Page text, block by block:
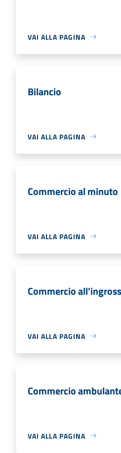
VAI ALLA PAGINA
Bilancio
VAI ALLA PAGINA
Commercio al minuto
VAI ALLA PAGINA
Commercio
VAI ALLA PAGINA
Commercio
VAI ALLA PAGINA